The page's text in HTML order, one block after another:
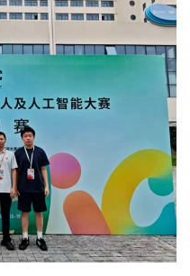
群祥教授，校友基
任、吴泽佳老师一
两地